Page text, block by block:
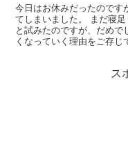
今日はお休みだったのです
てしまいました。 まだ寝
と試みたのですが、だめ
くなっていく理由をご存じ
ス